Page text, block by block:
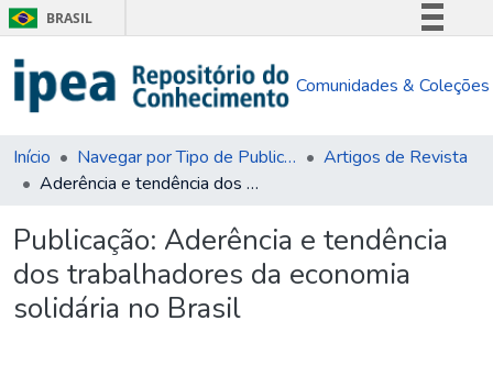
BRASIL
Comunica BR
Acesso à informação
Comunidades & Coleções
Início Navegar por Tipo de Publicação
Artigos de Revista
Aderência e tendência dos trabalhadores da economia solidária no Brasil
Publicação: Aderência e tendência
dos trabalhadores da economia
solidária no Brasil